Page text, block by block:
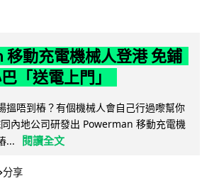
動充電機械人登港 免鋪
「送電上門」
搵唔到樁？有個機械人會自己行過嚟幫你
內地公司研發出 Powerman 移動充電機
...
閱讀全文
分享